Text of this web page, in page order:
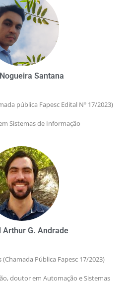
Santana
pública Fapesc Edital Nº 17/2023)
Sistemas de Informação
Arthur G. Andrade
Pública Fapesc 17/2023)
doutor em Automação e Sistemas